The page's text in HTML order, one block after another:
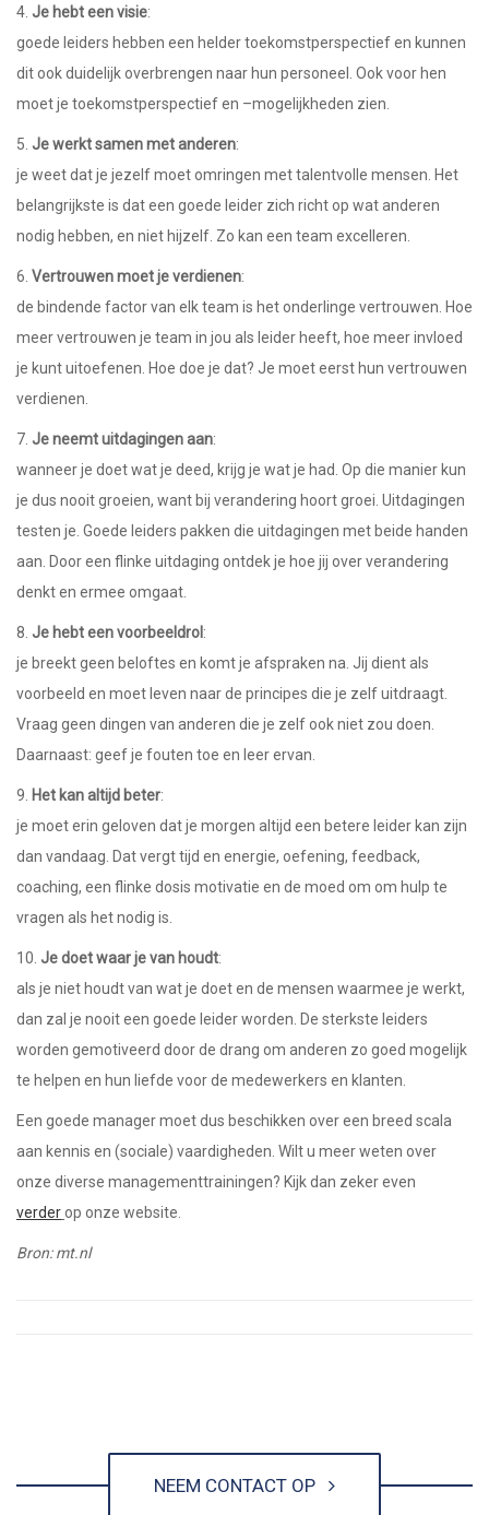
4. Je hebt een visie:
goede leiders hebben een helder toekomstperspectief en kunnen
dit ook duidelijk overbrengen naar hun personeel. Ook voor hen
moet je toekomstperspectief en –mogelijkheden zien.
5. Je werkt samen met anderen:
je weet dat je jezelf moet omringen met talentvolle mensen. Het
belangrijkste is dat een goede leider zich richt op wat anderen
nodig hebben, en niet hijzelf. Zo kan een team excelleren.
6. Vertrouwen moet je verdienen:
de bindende factor van elk team is het onderlinge vertrouwen. Hoe
meer vertrouwen je team in jou als leider heeft, hoe meer invloed
je kunt uitoefenen. Hoe doe je dat? Je moet eerst hun vertrouwen
verdienen.
7. Je neemt uitdagingen aan:
wanneer je doet wat je deed, krijg je wat je had. Op die manier kun
je dus nooit groeien, want bij verandering hoort groei. Uitdagingen
testen je. Goede leiders pakken die uitdagingen met beide handen
aan. Door een flinke uitdaging ontdek je hoe jij over verandering
denkt en ermee omgaat.
8. Je hebt een voorbeeldrol :
je breekt geen beloftes en komt je afspraken na. Jij dient als
voorbeeld en moet leven naar de principes die je zelf uitdraagt.
Vraag geen dingen van anderen die je zelf ook niet zou doen.
Daarnaast: geef je fouten toe en leer ervan.
9. Het kan altijd beter:
je moet erin geloven dat je morgen altijd een betere leider kan zijn
dan vandaag. Dat vergt tijd en energie, oefening, feedback,
coaching, een flinke dosis motivatie en de moed om om hulp te
vragen als het nodig is.
10. Je doet waar je van houdt:
als je niet houdt van wat je doet en de mensen waarmee je werkt,
dan zal je nooit een goede leider worden. De sterkste leiders
worden gemotiveerd door de drang om anderen zo goed mogelijk
te helpen en hun liefde voor de medewerkers en klanten.
Een goede manager moet dus beschikken over een breed scala
aan kennis en (sociale) vaardigheden. Wilt u meer weten over
onze diverse managementtrainingen? Kijk dan zeker even
verderop onze website.
Bron: mt.nl
NEEM CONTACT OP